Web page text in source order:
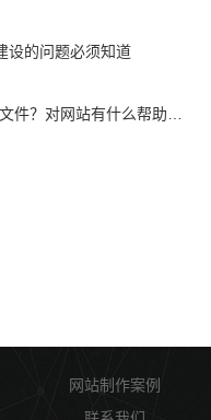
设的问题必须知道
网站制作案例